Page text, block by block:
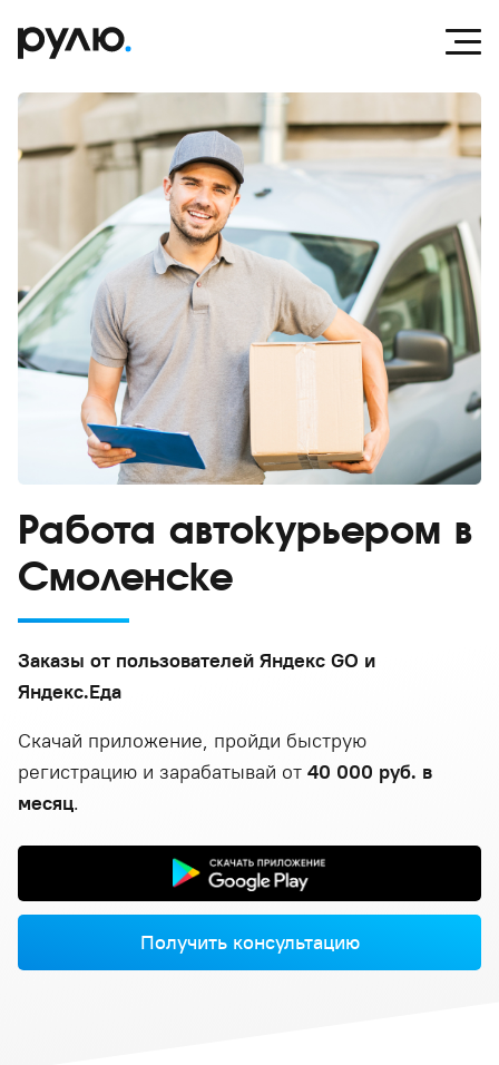
Работа автокурьером в
Смоленске
Заказы от пользователей Яндекс GO и
Яндекс.Еда
Скачай приложение, пройди быструю
регистрацию и зарабатывай от 40 000 руб. в
месяц.
Получить консультацию